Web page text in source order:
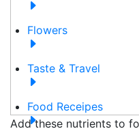
Flowers
Taste & Travel
Food Receipes
Add these nutrients to